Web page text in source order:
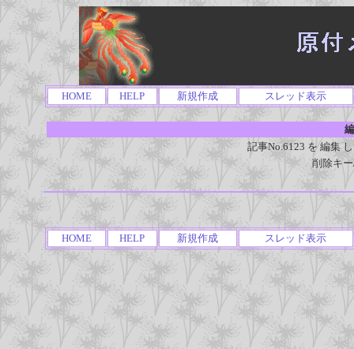
HOME HELP 新規作成 スレッド表示
記事No.6123 を 編集
削除キ
HOME HELP 新規作成 スレッド表示